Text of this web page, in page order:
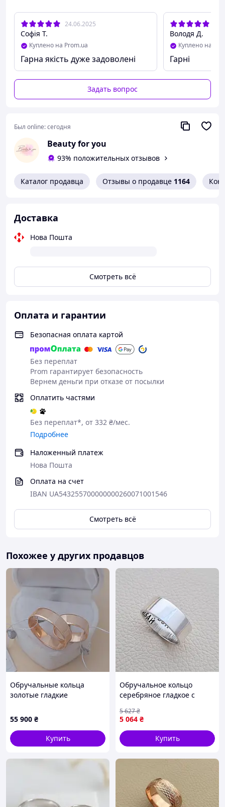
24.06.2025
Софія Т.
Куплено на Prom.ua
Гарна якість дуже задоволені
Володя Д.
Куплено на
Гарні
Задать вопрос
Был online:сегодня
Beauty for you
93% положительных отзывов
Каталог продавца Отзывы о продавце 1164
Доставка
Нова Пошта
Смотреть всё
Оплата и гарантии
Безопасная оплата картой
Без переплат
Prom гарантирует безопасность
Вернем деньги при отказе от посылки
Оплатить частями
Без переплат*, от 332 ₴/мес.
Подробнее
Наложенный платеж
Нова Пошта
Оплата на счет
IBAN UA543255700000000260071001546
Смотреть всё
Похожее у других продавцов
Обручальные кольца
золотые гладкие
55 900 ₴
Купить
Обручальное кольцо
серебряное гладкое с
5 064 ₴
5 627₴
Купить